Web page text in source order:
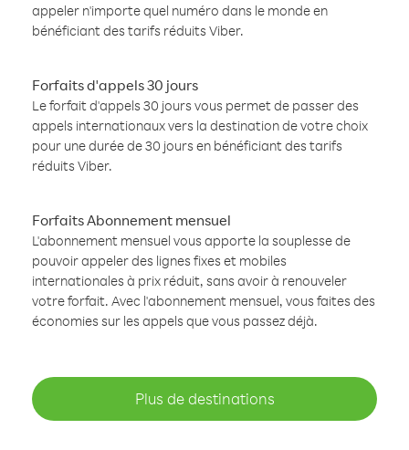
appeler n'importe quel numéro dans le monde en
bénéficiant des tarifs réduits Viber.
Forfaits d'appels 30 jours
Le forfait d'appels 30 jours vous permet de passer des
appels internationaux vers la destination de votre choix
pour une durée de 30 jours en bénéficiant des tarifs
réduits Viber.
Forfaits Abonnement mensuel
L'abonnement mensuel vous apporte la souplesse de
pouvoir appeler des lignes fixes et mobiles
internationales à prix réduit, sans avoir à renouveler
votre forfait. Avec l'abonnement mensuel, vous faites des
économies sur les appels que vous passez déjà.
Plus de destinations